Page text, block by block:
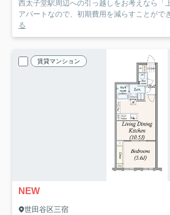
西太子堂駅周辺への引っ越しをお考えなら「
アパートなので、初期費用を減らすことがで
る
賃貸マンション
NEW
世田谷区三宿